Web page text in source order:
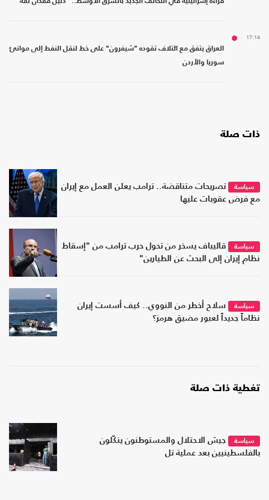
17:14
العراق يتفق مع ائتلاف تقوده "شيفرون" على خط لنقل النفط إلى موانئ
سوريا والأردن
ذات صلة
سياسة
تصريحات متناقضة.. ترامب يعلن العمل مع إيران
مع فرض عقوبات عليها
سياسة
قاليباف يسخر من تحول حرب ترامب من "إسقاط
نظام إيران إلى البحث عن الطيارين"
سياسة
سلاح أخطر من النووي.. كيف أسست إيران
نظاماً جديداً لعبور مضيق هرمز؟
تغطية ذات صلة
سياسة
جيش الاحتلال والمستوطنون ينكّلون
بالفلسطينيين بعد عملية تل